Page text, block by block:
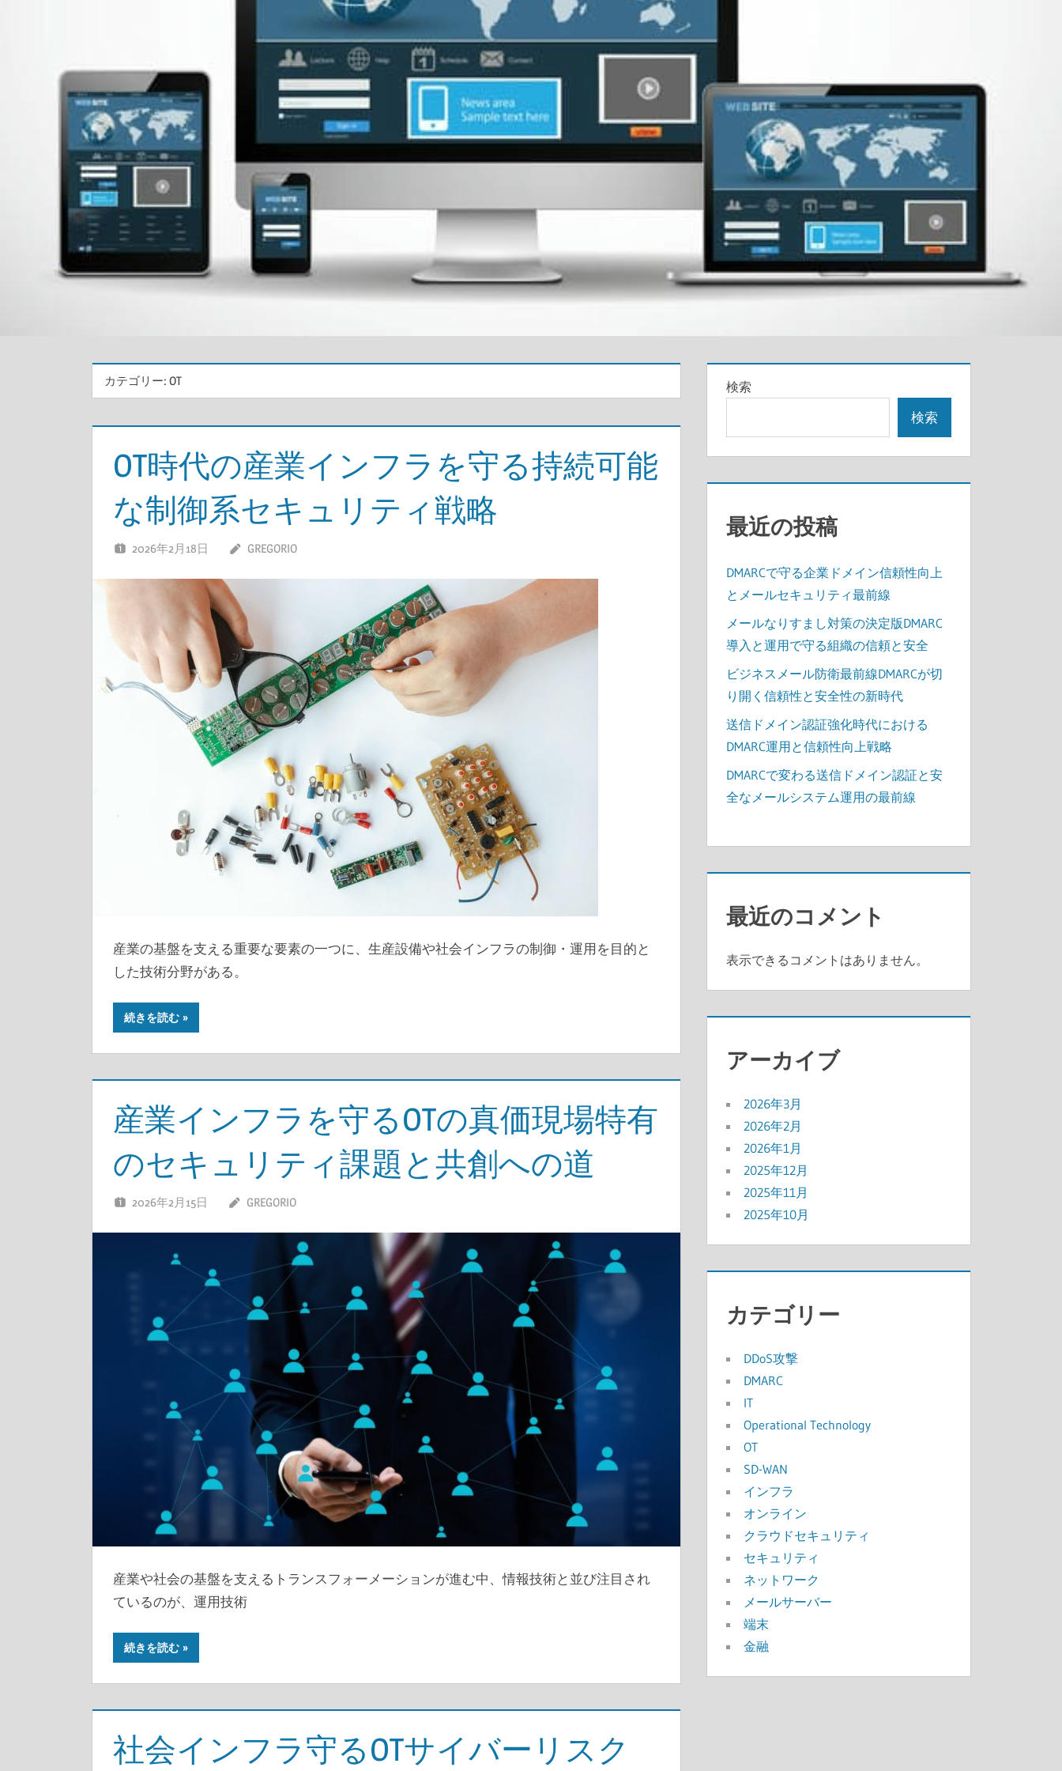
カテゴリー: OT
OT時代の産業インフラを守る持続可能
な制御系セキュリティ戦略
2026年2月18日 GREGORIO
産業の基盤を支える重要な要素の一つに、生産設備や社会インフラの制御・運用を目的と
した技術分野がある。
続きを読む
産業インフラを守るOTの真価現場特有
のセキュリティ課題と共創への道
2026年2月15日 GREGORIO
産業や社会の基盤を支えるトランスフォーメーションが進む中、情報技術と並び注目され
ているのが、運用技術
続きを読む
社会インフラ守るOTサイバーリスク
検索
検索
最近の投稿
DMARCで守る企業ドメイン信頼性向上
とメールセキュリティ最前線
メールなりすまし対策の決定版DMARC
導入と運用で守る組織の信頼と安全
ビジネスメール防衛最前線DMARCが切
り開く信頼性と安全性の新時代
送信ドメイン認証強化時代における
DMARC運用と信頼性向上戦略
DMARCで変わる送信ドメイン認証と安
全なメールシステム運用の最前線
最近のコメント
表示できるコメントはありません。
アーカイブ
2026年3月
2026年2月
2026年1月
2025年12月
2025年11月
2025年10月
カテゴリー
DDoS攻撃
DMARC
IT
Operational Technology
OT
SD-WAN
インフラ
オンライン
クラウドセキュリティ
セキュリティ
ネットワーク
メールサーバー
端末
金融